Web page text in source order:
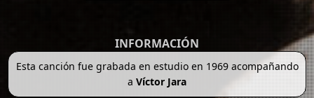
INFORMACIÓN
Esta canción fue grabada en estudio en 1969 acompañando
a Víctor Jara